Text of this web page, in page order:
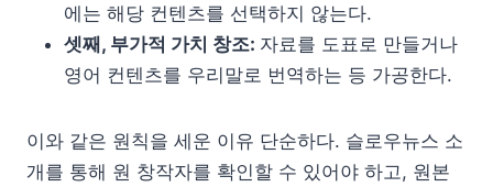
에는 해당 컨텐츠를 선택하지 않는다.
셋째, 부가적 가치 창조: 자료를 도표로 만들거나
영어 컨텐츠를 우리말로 번역하는 등 가공한다.
이와 같은 원칙을 세운 이유 단순하다. 슬로우뉴스 소
개를 통해 원 창작자를 확인할 수 있어야 하고, 원본